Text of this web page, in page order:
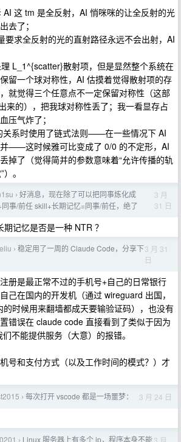
这 tm 是全反射，AI 悄咪咪的让全反射的光
去了；
要求全反射的光的直射路径永远不会出射，AI
L_1^{scatter}散射项，但是显然整个系统在
留一个球对称性，AI 估摸着觉得散射项的存
就觉得三个任意点不一定保留对称性（这部
来的），把我球对称性丢了；我一看显存占
压气炸了；
关系时使用了链式法则——在一些情况下 AI
——这时候雅可比变成了 0/0 的不定形，AI
掉了（觉得简并的参数意味着“允许传播的轨
。
› 好消息，现在除了可以把同事炼化成
事/前任 skill+长期记忆=同事/前任，绝了
3 月
31 日
记忆是否是一种 NTR ？
› 稳定用了一周的 Claude Code，分享下3 月 31
日
册是最正常不过的手机号+自己的日常银行
己在国内的开发机（通过 wireguard 出国，
时候用来翻墙都成天要输验证码），也没有
错误在 claude code 直接看到了类似于因为
不能提供服务（大意）的报错。
号和支付方式（以及工作时间的模式？）才
› 每次打开 vscode 都是一场噩梦： 3 月 24 日
› Linux 服务器上有多个 ip，程序本身不能3 月